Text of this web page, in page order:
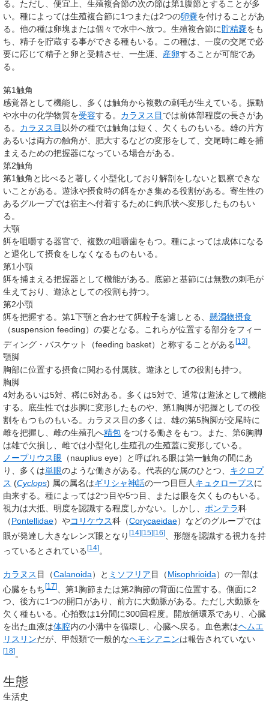
る。ただし、便宜上、生殖複合節の次の節は第1腹節とすることが多
い。種によっては生殖複合節に1つまたは2つの卵嚢を付けることがあ
る。他の種は卵塊または個々で水中へ放つ。生殖複合節に貯精嚢をも
ち、精子を貯蔵する事ができる種もいる。この種は、一度の交尾で必
要に応じて精子と卵と受精させ、一生涯、 産卵することが可能であ
る。
第1触角
感覚器として機能し、多くは触角から複数の刺毛が生えている。振動
や水中の化学物質を受容する。 カラヌス目 では前体部程度の長さがあ
る。 カラヌス目 以外の種では触角は短く、欠くものもいる。雄の片方
あるいは両方の触角が、肥大するなどの変形をして、交尾時に雌を捕
まえるための把握器になっている場合がある。
第2触角
第1触角と比べると著しく小型化しており解剖をしないと観察できな
いことがある。遊泳や摂食時の餌をかき集める役割がある。寄生性の
あるグループでは宿主へ付着するために鉤爪状へ変形したものもい
る。
大顎
餌を咀嚼する器官で、複数の咀嚼歯をもつ。種によっては成体になる
と退化して摂食をしなくなるものもいる。
第1小顎
餌を捕まえる把握器として機能がある。底節と基節には無数の刺毛が
生えており、遊泳としての役割も持つ。
第2小顎
餌を把握する。第1下顎と合わせて餌粒子を濾しとる、 懸濁物摂食
（suspension feeding）の要となる。これらが位置する部分をフィー
ディング・バスケット（feeding basket）と称することがある [13] 。
顎脚
胸部に位置する摂食に関わる付属肢。遊泳としての役割も持つ。
胸脚
4対あるいは5対、稀に6対ある。多くは5対で、通常は遊泳として機能
する。底生性では歩脚に変形したものや、第1胸脚が把握としての役
割をもつものもいる。カラヌス目の多くは、雄の第5胸脚が交尾時に
雌を把握し、雌の生殖孔へ精包 をつける働きをもつ。また、第6胸脚
は雄で欠損し、雌では小型化し生殖孔の生殖蓋に変形している。
ノープリウス眼 （nauplius eye）と呼ばれる眼は第一触角の間にあ
り、多くは単眼のような働きがある。代表的な属のひとつ、 キクロプ
ス (Cyclops) 属の属名はギリシャ神話の一つ目巨人 キュクロープスに
由来する。種によっては2つ目や5つ目、または眼を欠くものもいる。
視力は大抵、明度を認識する程度しかない。しかし、 ポンテラ科
（Pontellidae）やコリケウス科（Corycaeidae）などのグループでは
眼が発達し大きなレンズ眼となり [14][15][16]
、形態を認識する視力を持
っているとされている[14]。
カラヌス 目（Calanoida）と ミソフリア目（Misophrioida）の一部は
心臓をもち[17]
、第1胸節または第2胸節の背面に位置する。側面に2
つ、後方に1つの開口があり、前方に大動脈がある。ただし大動脈を
欠く種もいる。心拍数は1分間に300回程度。開放循環系であり、心臓
を出た血液は体腔内の小溝中を循環し、心臓へ戻る。血色素はヘムエ
リスリンだが、甲殻類で一般的なヘモシアニンは報告されていない
[18] 。
生態
生活史